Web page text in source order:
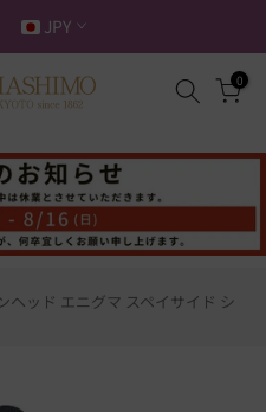
JPY
0
ヘッド エニグマ スペイサイド シ